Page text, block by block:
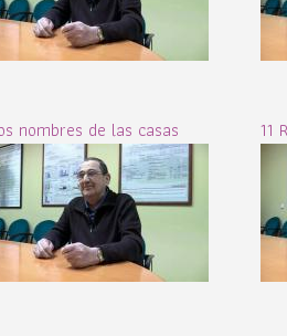
nombres de las casas 11